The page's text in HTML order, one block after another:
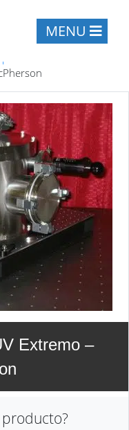
MENU
Extremo –